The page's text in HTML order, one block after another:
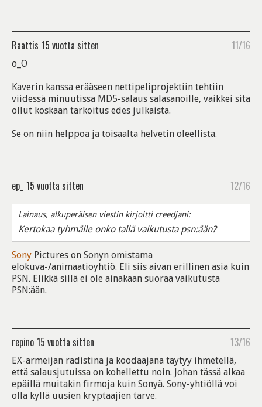
Raattis 15 vuotta sitten 11/16
o_O
Kaverin kanssa erääseen nettipeliprojektiin tehtiin
viidessä minuutissa MD5-salaus salasanoille, vaikkei sitä
ollut koskaan tarkoitus edes julkaista.
Se on niin helppoa ja toisaalta helvetin oleellista.
ep_ 15 vuotta sitten 12/16
Lainaus, alkuperäisen viestin kirjoitti creedjani:
Kertokaa tyhmälle onko tallä vaikutusta psn:ään?
Sony Pictures on Sonyn omistama
elokuva-/animaatioyhtiö. Eli siis aivan erillinen asia kuin
PSN. Elikkä sillä ei ole ainakaan suoraa vaikutusta
PSN:ään.
repino 15 vuotta sitten 13/16
EX-armeijan radistina ja koodaajana täytyy ihmetellä,
että salausjutuissa on kohellettu noin. Johan tässä alkaa
epäillä muitakin firmoja kuin Sonyä. Sony-yhtiöllä voi
olla kyllä uusien kryptaajien tarve.